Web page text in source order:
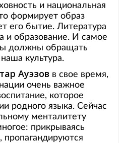
и национальная
формирует образ
его бытие. Литература
и образование. И самое
должны обращать
культура.
Ауэзов в свое время,
очень важное
которое
родного языка. Сейчас
менталитету
прикрываясь